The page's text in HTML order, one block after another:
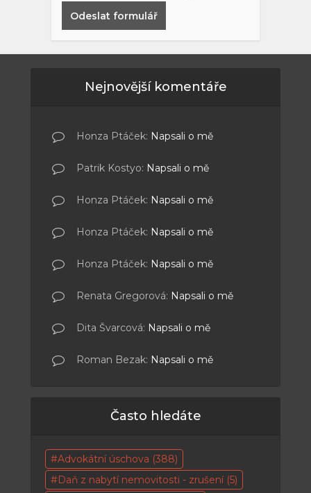
Odeslat formulář
Nejnovější komentáře
Honza Ptáček: Napsali o mě
Patrik Kostyo: Napsali o mě
Honza Ptáček: Napsali o mě
Honza Ptáček: Napsali o mě
Honza Ptáček: Napsali o mě
Renata Gregorová: Napsali o mě
Dita Švarcová: Napsali o mě
Roman Bezak: Napsali o mě
Často hledáte
Advokátní úschova (388)
Daň z nabytí nemovitosti - zrušení(5)